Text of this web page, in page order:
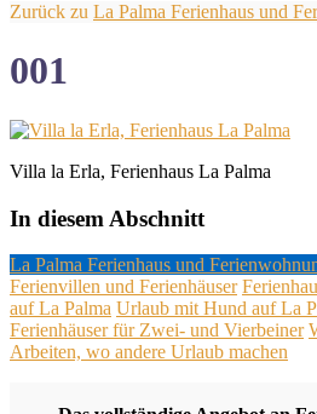
Zurück zu La Palma Ferienhaus und
001
Villa la Erla, Ferienhaus La Palma
In diesem Abschnitt
La Palma Ferienhaus und
Ferienvillen und Ferienhäuser
auf La Palma Urlaub mit Hund auf La
Ferienhäuser für Zwei- und Vierbeiner
Arbeiten, wo andere Urlaub machen